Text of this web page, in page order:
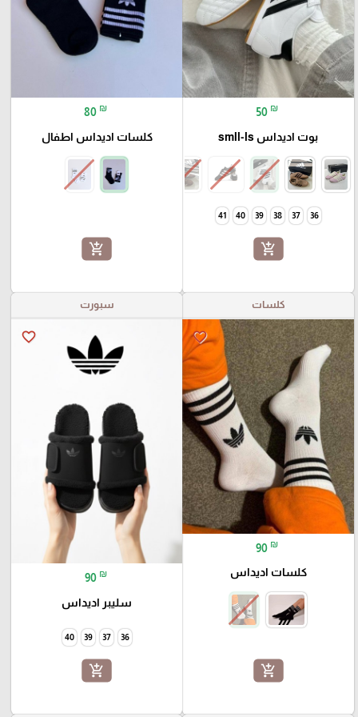
50 ₪
بوت اديداس smll-ls
36
37
38
39
40
41
add_shopping_cart
80 ₪
كلسات اديداس اطفال
add_shopping_cart
كلسات
favorite_border
90 ₪
كلسات اديداس
add_shopping_cart
سبورت
favorite_border
90 ₪
سليبر اديداس
36
37
39
40
add_shopping_cart